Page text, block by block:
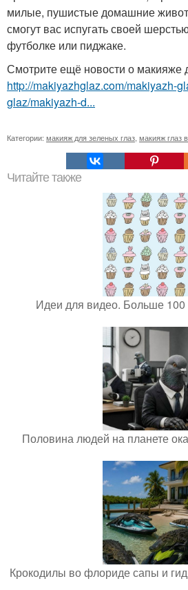
милые, пушистые домашние
смогут вас испугать своей
футболке или пиджаке.
Смотрите ещё новости о макияже
http://makiyazhglaz.com/makiyazh-
glaz/makiyazh-d...
Категории: макияж для зеленых глаз, макияж глаз
Читайте также
Идеи для видео. Больше
Половина людей на планете
Крокодилы во флориде сапы и